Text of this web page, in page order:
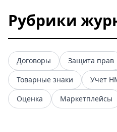
Рубрики
Договоры Защита прав
Товарные знаки Учет
Оценка Маркетплейсы